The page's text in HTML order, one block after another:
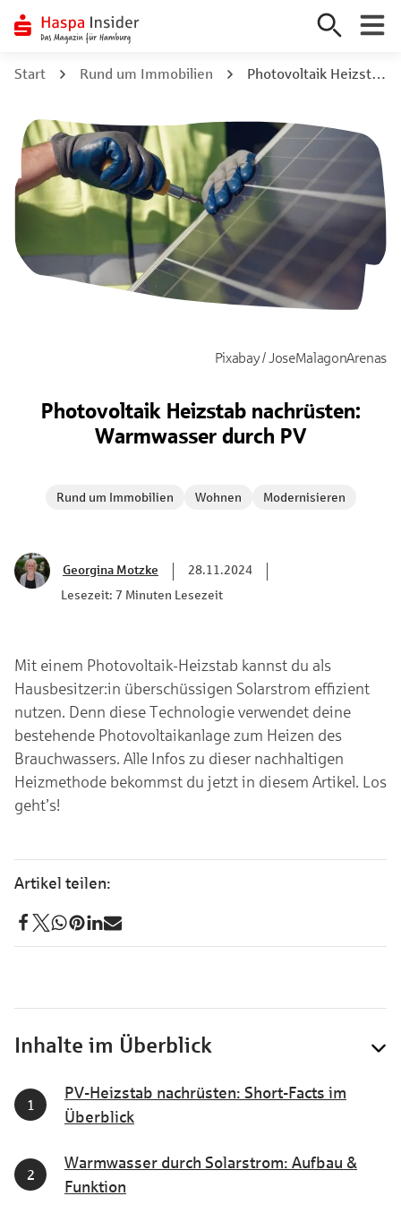
Inhalt
Start Rund um Immobilien Photovoltaik Heizstab nachrüsten: Warmwasser durch PV
Pixabay / JoseMalagonArenas
Photovoltaik Heizstab nachrüsten:
Warmwasser durch PV
Rund um Immobilien Wohnen Modernisieren
Georgina Motzke
28.11.2024
Lesezeit: 7 Minuten Lesezeit
Mit einem Photovoltaik-Heizstab kannst du als
Hausbesitzer:in überschüssigen Solarstrom effizient
nutzen. Denn diese Technologie verwendet deine
bestehende Photovoltaikanlage zum Heizen des
Brauchwassers. Alle Infos zu dieser nachhaltigen
Heizmethode bekommst du jetzt in diesem Artikel. Los
geht’s!
Inhalte im Überblick
PV-Heizstab nachrüsten: Short-Facts im
Überblick
Warmwasser durch Solarstrom: Aufbau &
Funktion